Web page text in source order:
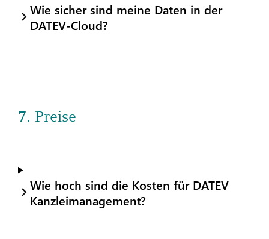
Wie sicher sind meine Daten in der
DATEV-Cloud?
7. Preise
Wie hoch sind die Kosten für DATEV
Kanzleimanagement?